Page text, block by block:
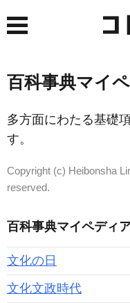
百科事典マイ
多方面にわたる基礎
す。
Copyright (c) Heibonsha
reserved.
百科事典マイペディ
文化の日
文化文政時代